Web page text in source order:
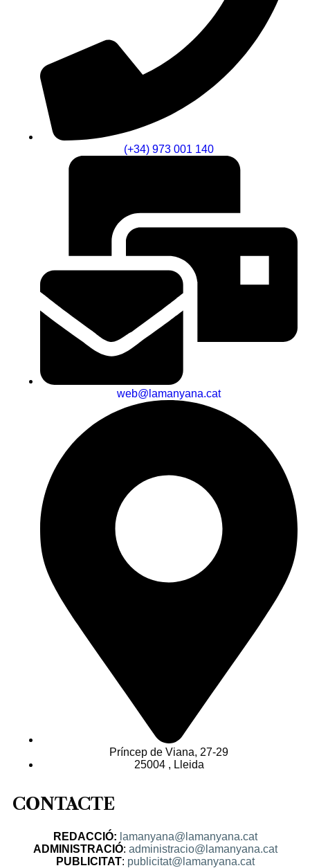
(+34) 973 001 140
web@lamanyana.cat
Príncep de Viana, 27-29
25004 , Lleida
CONTACTE
REDACCIÓ: lamanyana@lamanyana.cat
ADMINISTRACIÓ: administracio@lamanyana.cat
PUBLICITAT: publicitat@lamanyana.cat